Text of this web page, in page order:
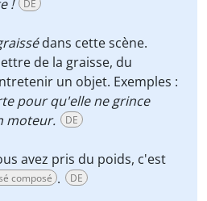
!
DE
dans cette scène.
de la graisse, du
un objet. Exemples :
pour qu'elle ne grince
moteur. DE
avez pris du poids, c'est
composé . DE